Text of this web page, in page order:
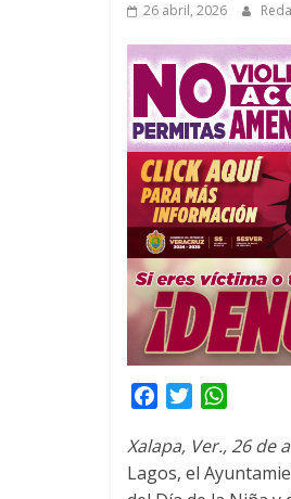
26 abril, 2026
c
e
i
t
a
t
Xalapa, Ver., 26 de
Lagos, el